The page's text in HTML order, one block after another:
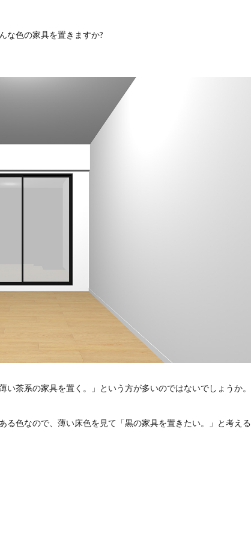
な色の家具を置きますか?
茶系の家具を置く。」という方が多いのではないでしょうか。
る色なので、薄い床色を見て「黒の家具を置きたい。」と考える